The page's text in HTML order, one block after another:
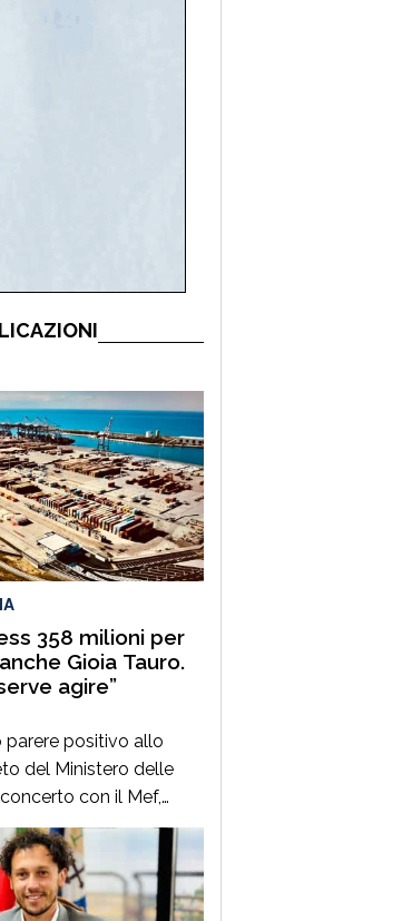
358 milioni per
Gioia Tauro.
agire”
parere positivo allo
del Ministero delle
con il Mef,
per le infrastrutture
358 milioni di euro
nei porti di
Tra questi, come